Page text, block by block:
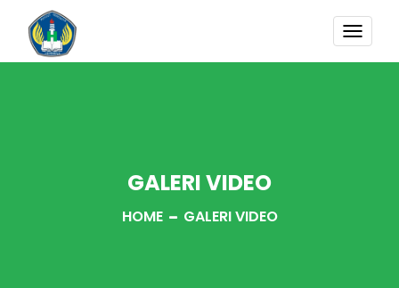
GALERI VIDEO
HOME GALERI VIDEO